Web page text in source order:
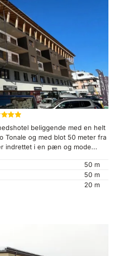
★★★
beliggende med en helt
Tonale og med blot 50 meter fra
indrettet i en pæn og mode...
50 m
50 m
20 m